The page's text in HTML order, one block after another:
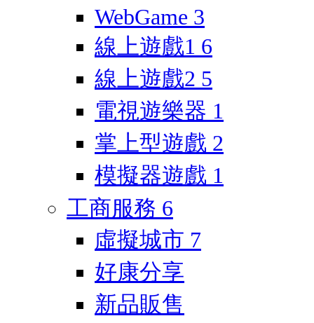
WebGame 3
線上遊戲1 6
線上遊戲2 5
電視遊樂器 1
掌上型遊戲 2
模擬器遊戲 1
工商服務 6
虛擬城市 7
好康分享
新品販售